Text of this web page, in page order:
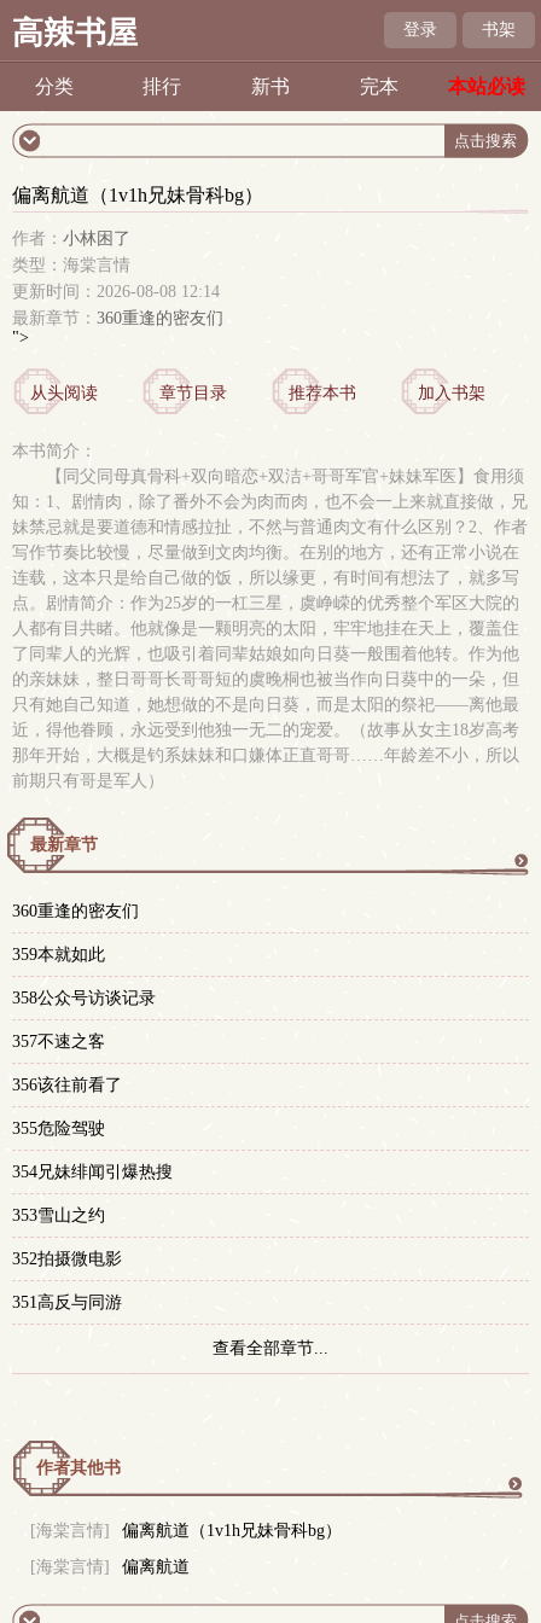
高辣书屋 登录 书架
分类 排行 新书 完本 本站必读
偏离航道（1v1h兄妹骨科bg）
作者： 小林困了
类型：海棠言情
更新时间：2026-08-08 12:14
最新章节： 360重逢的密友们
">
从头阅读 章节目录 推荐本书 加入书架
本书简介：
【同父同母真骨科+双向暗恋+双洁+哥哥军官+妹妹军医】食用须
知：1、剧情肉，除了番外不会为肉而肉，也不会一上来就直接做，兄
妹禁忌就是要道德和情感拉扯，不然与普通肉文有什么区别？2、作者
写作节奏比较慢，尽量做到文肉均衡。在别的地方，还有正常小说在
连载，这本只是给自己做的饭，所以缘更，有时间有想法了，就多写
点。剧情简介：作为25岁的一杠三星，虞峥嵘的优秀整个军区大院的
人都有目共睹。他就像是一颗明亮的太阳，牢牢地挂在天上，覆盖住
了同辈人的光辉，也吸引着同辈姑娘如向日葵一般围着他转。作为他
的亲妹妹，整日哥哥长哥哥短的虞晚桐也被当作向日葵中的一朵，但
只有她自己知道，她想做的不是向日葵，而是太阳的祭祀——离他最
近，得他眷顾，永远受到他独一无二的宠爱。（故事从女主18岁高考
那年开始，大概是钓系妹妹和口嫌体正直哥哥……年龄差不小，所以
前期只有哥是军人）
最新章节
360重逢的密友们
359本就如此
358公众号访谈记录
357不速之客
356该往前看了
355危险驾驶
354兄妹绯闻引爆热搜
353雪山之约
352拍摄微电影
351高反与同游
查看全部章节...
作者其他书
[海棠言情]
偏离航道（1v1h兄妹骨科bg）
[海棠言情]
偏离航道